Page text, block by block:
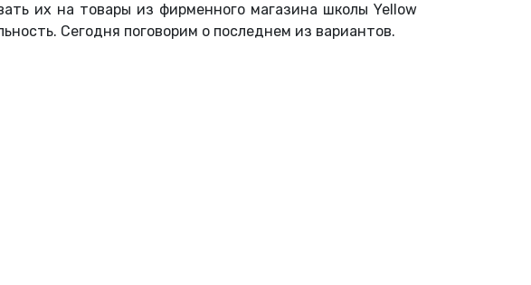
их на товары из фирменного магазина школы Yellow
Сегодня поговорим о последнем из вариантов.